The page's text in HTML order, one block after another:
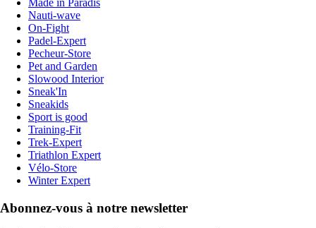
Made in Paradis
Nauti-wave
On-Fight
Padel-Expert
Pecheur-Store
Pet and Garden
Slowood Interior
Sneak'In
Sneakids
Sport is good
Training-Fit
Trek-Expert
Triathlon Expert
Vélo-Store
Winter Expert
Abonnez-vous à notre newsletter